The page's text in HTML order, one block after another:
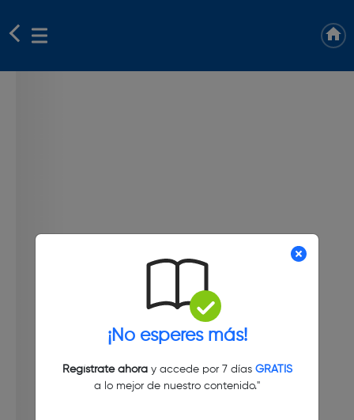
¡No esperes más!
Regístrate ahoray accede por 7 días GRATIS
a lo mejor de nuestro contenido."